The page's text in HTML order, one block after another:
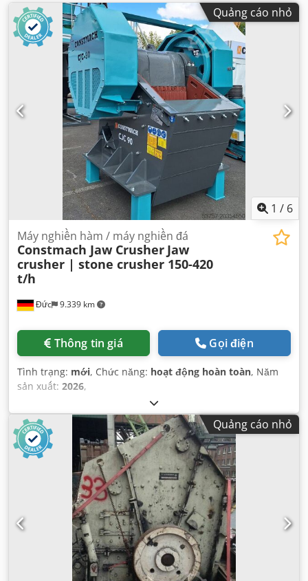
Quảng cáo nhỏ
1 / 6
Đức 9.339 km
Máy nghiền hàm / máy nghiền đá
Constmach Jaw Crusher Jaw
crusher | stone crusher 150-420
t/h
Thông tin giá Gọi điện
Tình trạng: mới, Chức năng: hoạt động hoàn toàn, Năm
sản xuất: 2026,
Quảng cáo nhỏ